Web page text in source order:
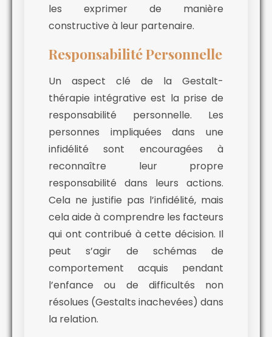
les exprimer de manière
constructive à leur partenaire.
Responsabilité Personnelle
Un aspect clé de la Gestalt-
thérapie intégrative est la prise de
responsabilité personnelle. Les
personnes impliquées dans une
infidélité sont encouragées à
reconnaître leur propre
responsabilité dans leurs actions.
Cela ne justifie pas l’infidélité, mais
cela aide à comprendre les facteurs
qui ont contribué à cette décision. Il
peut s’agir de schémas de
comportement acquis pendant
l’enfance ou de difficultés non
résolues (Gestalts inachevées) dans
la relation.